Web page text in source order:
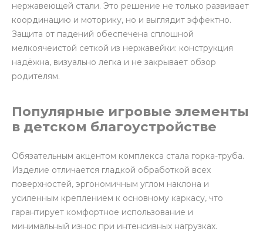
нержавеющей стали. Это решение не только развивает
координацию и моторику, но и выглядит эффектно.
Защита от падений обеспечена сплошной
мелкоячеистой сеткой из нержавейки: конструкция
надёжна, визуально легка и не закрывает обзор
родителям.
Популярные игровые элементы
в детском благоустройстве
Обязательным акцентом комплекса стала горка-труба.
Изделие отличается гладкой обработкой всех
поверхностей, эргономичным углом наклона и
усиленным креплением к основному каркасу, что
гарантирует комфортное использование и
минимальный износ при интенсивных нагрузках.